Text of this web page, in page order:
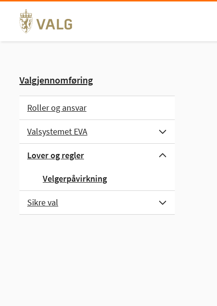
Hopp
til
innhold
Valgjennomføring
Roller og ansvar
Valsystemet EVA
Lover og regler
Velgerpåvirkning
Sikre val